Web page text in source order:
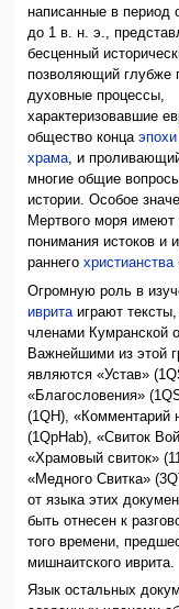
написанные в период
до 1 в. н. э.,
бесценный
позволяющий глубже
духовные процессы,
характеризовавшие
общество конца
храма, и
многие общие
истории. Особое
Мертвого моря имеют
понимания истоков и
раннегохристианства
Огромную роль в
иврита играют
членами Кумранской
Важнейшими из этой
являются «Устав»
«Благословения»
(1QH), «Комментарий
(1QpHab), «Свиток
«Храмовый свиток»
«Медного Свитка»
от языка этих
быть отнесен к
того времени,
мишнаитского иврита.
Язык остальных